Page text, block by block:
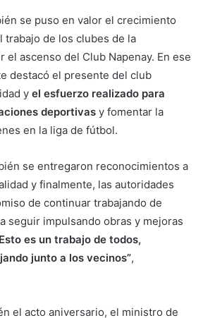
se puso en valor el crecimiento
trabajo de los clubes de la
el ascenso del Club Napenay. En ese
destacó el presente del club
y el esfuerzo realizado para
deportivas y fomentar la
en la liga de fútbol.
se entregaron reconocimientos a
y finalmente, las autoridades
de continuar trabajando de
seguir impulsando obras y mejoras
es un trabajo de todos,
junto a los vecinos”,
el acto aniversario, el ministro de